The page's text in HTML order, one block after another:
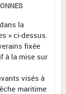
la
» ci-dessus.
fixée
à la mise sur
visés à
maritime